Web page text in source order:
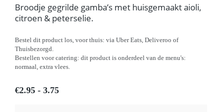
Broodje gegrilde gamba’s met huisgemaakt aioli,
citroen & peterselie.
Bestel dit product los, voor thuis: via Uber Eats, Deliveroo of
Thuisbezorgd.
Bestellen voor catering: dit product is onderdeel van de menu's:
normaal, extra vlees.
€2.95 - 3.75